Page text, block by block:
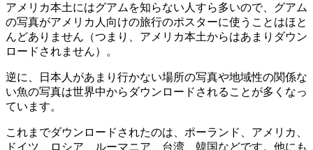
アメリカ本土にはグアムを知らない人すら多いので、グアム
の写真がアメリカ人向けの旅行のポスターに使うことはほと
んどありません（つまり、アメリカ本土からはあまりダウン
ロードされません）。
逆に、日本人があまり行かない場所の写真や地域性の関係な
い魚の写真は世界中からダウンロードされることが多くなっ
ています。
これまでダウンロードされたのは、ポーランド、アメリカ、
ドイツ、ロシア、ルーマニア、台湾、韓国などです。他にも